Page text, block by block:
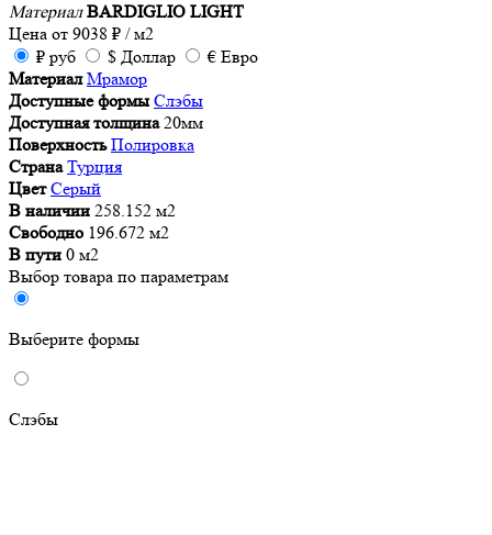
Материал BARDIGLIO LIGHT
Цена от 9038 ₽ / м2
₽ руб $ Доллар € Евро
Материал Мрамор
Доступные формы Слэбы
Доступная толщина 20мм
Поверхность Полировка
Страна Турция
Цвет Серый
В наличии 258.152 м2
Свободно 196.672 м2
В пути 0 м2
Выбор товара по параметрам
Выберите формы
Слэбы